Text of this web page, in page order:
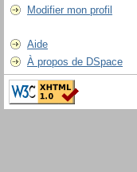
Modifier mon profil
Aide
À propos de DSpace